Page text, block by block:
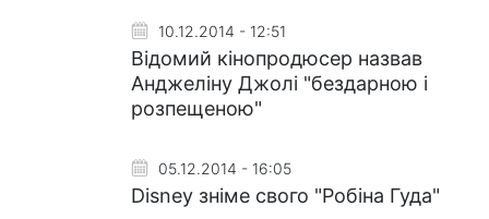
10.12.2014 - 12:51
Відомий кінопродюсер назвав
Анджеліну Джолі "бездарною і
розпещеною"
05.12.2014 - 16:05
Disney зніме свого "Робіна Гуда"